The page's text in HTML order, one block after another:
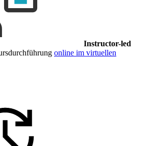
Instructor-led
online im virtuellen